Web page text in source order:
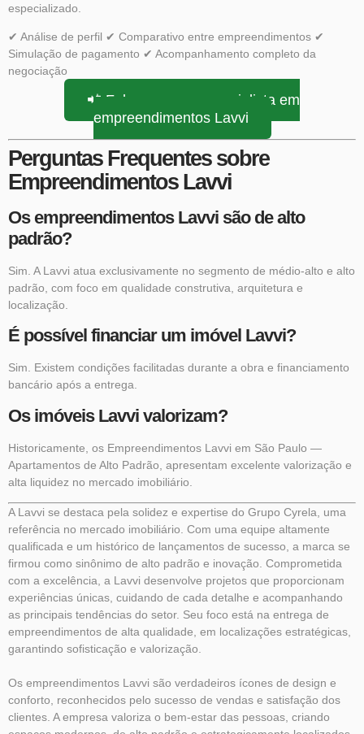
especializado.
✔ Análise de perfil ✔ Comparativo entre empreendimentos ✔
Simulação de pagamento ✔ Acompanhamento completo da
negociação
📲 Falar com um especialista em
empreendimentos Lavvi
Perguntas Frequentes sobre
Empreendimentos Lavvi
Os empreendimentos Lavvi são de alto
padrão?
Sim. A Lavvi atua exclusivamente no segmento de médio-alto e alto
padrão, com foco em qualidade construtiva, arquitetura e
localização.
É possível financiar um imóvel Lavvi?
Sim. Existem condições facilitadas durante a obra e financiamento
bancário após a entrega.
Os imóveis Lavvi valorizam?
Historicamente, os Empreendimentos Lavvi em São Paulo —
Apartamentos de Alto Padrão, apresentam excelente valorização e
alta liquidez no mercado imobiliário.
A Lavvi se destaca pela solidez e expertise do Grupo Cyrela, uma
referência no mercado imobiliário. Com uma equipe altamente
qualificada e um histórico de lançamentos de sucesso, a marca se
firmou como sinônimo de alto padrão e inovação. Comprometida
com a excelência, a Lavvi desenvolve projetos que proporcionam
experiências únicas, cuidando de cada detalhe e acompanhando
as principais tendências do setor. Seu foco está na entrega de
empreendimentos de alta qualidade, em localizações estratégicas,
garantindo sofisticação e valorização.
Os empreendimentos Lavvi são verdadeiros ícones de design e
conforto, reconhecidos pelo sucesso de vendas e satisfação dos
clientes. A empresa valoriza o bem-estar das pessoas, criando